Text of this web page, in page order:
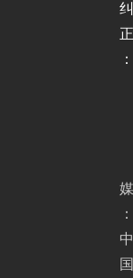
纠
正
：
媒
：
中
国